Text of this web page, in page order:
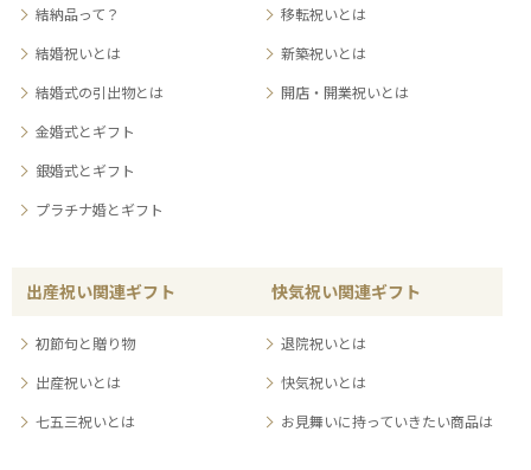
結納品って？
結婚祝いとは
結婚式の引出物とは
金婚式とギフト
銀婚式とギフト
プラチナ婚とギフト
移転祝いとは
新築祝いとは
開店・開業祝いとは
出産祝い関連ギフト
初節句と贈り物
出産祝いとは
七五三祝いとは
快気祝い関連ギフト
退院祝いとは
快気祝いとは
お見舞いに持っていきたい商品は